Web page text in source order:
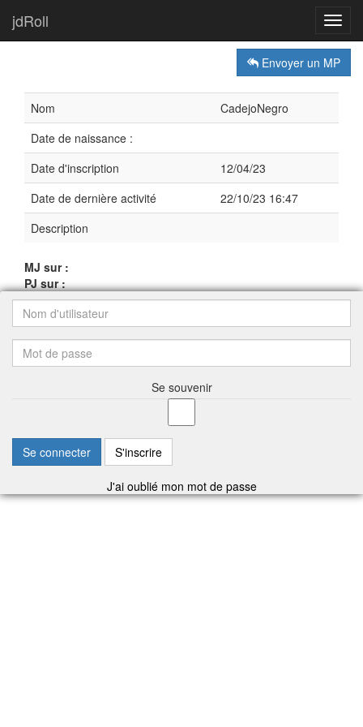
jdRoll
Envoyer un MP
Nom
CadejoNegro
Date de naissance :
Date d'inscription
12/04/23
Date de dernière activité
22/10/23 16:47
Description
MJ sur :
PJ sur :
Se souvenir
Se connecter S'inscrire
J'ai oublié mon mot de passe